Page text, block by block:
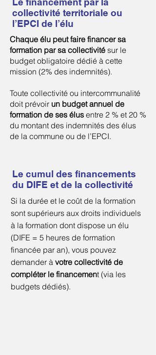
collectivité territoriale ou
l’EPCI de l’élu
Chaque élu peut faire financer sa
formation par sa collectivité sur le
budget obligatoire dédié à cette
mission (2% des indemnités).
Toute collectivité ou intercommunalité
doit prévoir un budget annuel de
formation de ses élus entre 2 % et 20 %
du montant des indemnités des élus
de la commune ou de l’EPCI.
Le cumul des financements
du DIFE et de la collectivité
Si la durée et le coût de la formation
sont supérieurs aux droits individuels
à la formation dont dispose un élu
(DIFE = 5 heures de formation
financée par an), vous pouvez
demander à votre collectivité de
compléter le financement (via les
budgets dédiés).